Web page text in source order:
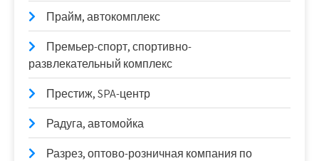
Прайм, автокомплекс
Премьер-спорт, спортивно-
развлекательный комплекс
Престиж, SPA-центр
Радуга, автомойка
Разрез, оптово-розничная компания по